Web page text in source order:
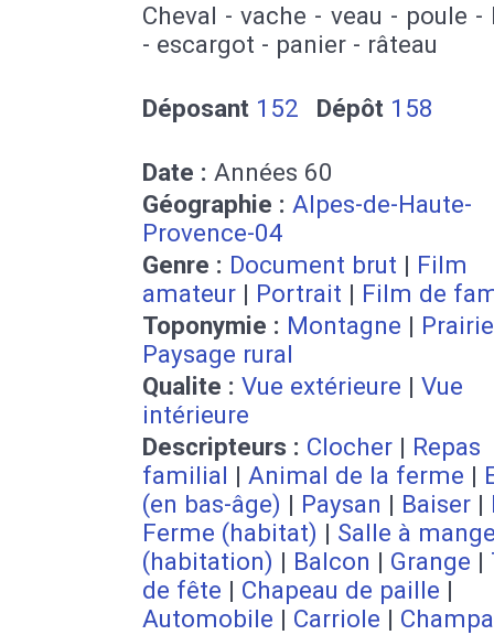
Cheval - vache - veau - poule -
- escargot - panier - râteau
Déposant 152 Dépôt 158
Date : Années 60
Géographie : Alpes-de-Haute-
Provence-04
Genre : Document brut | Film
amateur | Portrait | Film de
Toponymie : Montagne | Prairie
Paysage rural
Qualite : Vue extérieure | Vue
intérieure
Descripteurs : Clocher | Repas
familial | Animal de la ferme |
(en bas-âge) | Paysan | Baiser |
Ferme (habitat) | Salle à
(habitation) | Balcon | Grange |
de fête | Chapeau de paille |
Automobile | Carriole |